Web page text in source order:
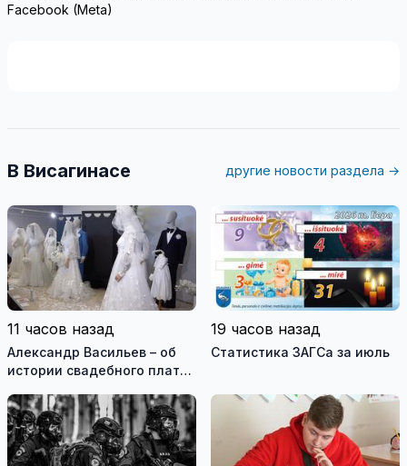
Facebook (Meta)
В Висагинасе другие новости раздела →
11 часов назад
Александр Васильев – об
истории свадебного платья
истории моды (видео)
19 часов назад
Статистика ЗАГСа за июль